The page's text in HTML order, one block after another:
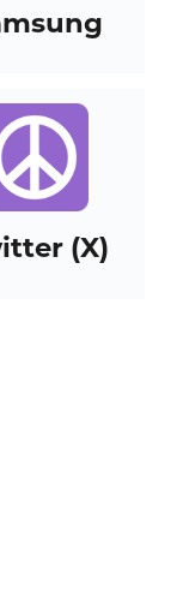
(X)